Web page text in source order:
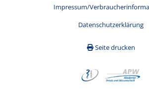
Impressum/
Datenschutzerklärung
Seite drucken